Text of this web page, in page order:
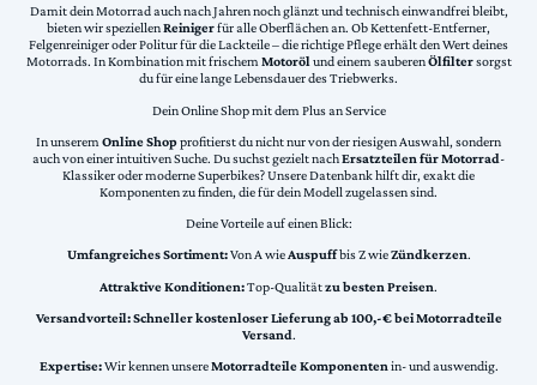
Damit dein Motorrad auch nach Jahren noch glänzt und technisch einwandfrei bleibt,
bieten wir speziellenReinigerfür alle Oberflächen an. Ob Kettenfett-Entferner,
Felgenreiniger oder Politur für die Lackteile – die richtige Pflege erhält den Wert deines
Motorrads. In Kombination mit frischemMotorölund einem sauberenÖlfiltersorgst
du für eine lange Lebensdauer des Triebwerks.
Dein Online Shop mit dem Plus an Service
In unserem Online Shopprofitierst du nicht nur von der riesigen Auswahl, sondern
auch von einer intuitiven Suche. Du suchst gezielt nachErsatzteilen für Motorrad-
Klassiker oder moderne Superbikes? Unsere Datenbank hilft dir, exakt die
Komponenten zu finden, die für dein Modell zugelassen sind.
Deine Vorteile auf einen Blick:
Umfangreiches Sortiment:Von A wieAuspuffbis Z wieZündkerzen.
Attraktive Konditionen:Top-Qualitätzu besten Preisen.
Versandvorteil:Schneller kostenloser Lieferung ab 100,-€ bei Motorradteile
Versand.
Expertise:Wir kennen unsereMotorradteile Komponentenin- und auswendig.